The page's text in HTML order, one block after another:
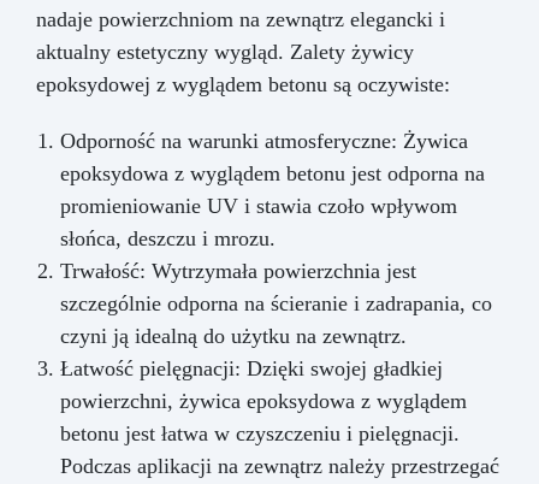
nadaje powierzchniom na zewnątrz elegancki i
aktualny estetyczny wygląd. Zalety żywicy
epoksydowej z wyglądem betonu są oczywiste:
Odporność na warunki atmosferyczne: Żywica
epoksydowa z wyglądem betonu jest odporna na
promieniowanie UV i stawia czoło wpływom
słońca, deszczu i mrozu.
Trwałość: Wytrzymała powierzchnia jest
szczególnie odporna na ścieranie i zadrapania, co
czyni ją idealną do użytku na zewnątrz.
Łatwość pielęgnacji: Dzięki swojej gładkiej
powierzchni, żywica epoksydowa z wyglądem
betonu jest łatwa w czyszczeniu i pielęgnacji.
Podczas aplikacji na zewnątrz należy przestrzegać